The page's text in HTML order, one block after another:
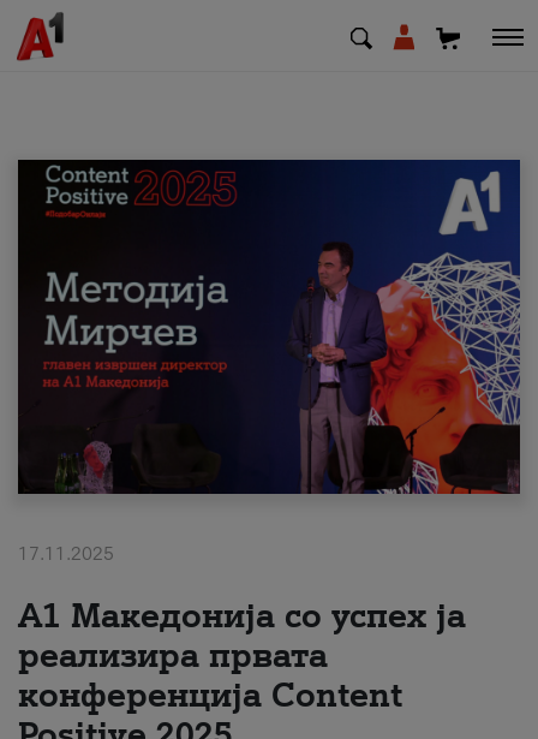
МК EN
Приватни Деловни
Поддршка
Надополни кредит
#ПодобарОнлајн
17.11.2025
А1 Македонија со успех ја
реализира првата
конференција Content